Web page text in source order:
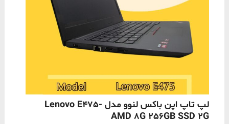
ناموجود
لپ تاپ اپن باکس لنوو مدل Lenovo E475-
AMD 8G 256GB SSD 2G